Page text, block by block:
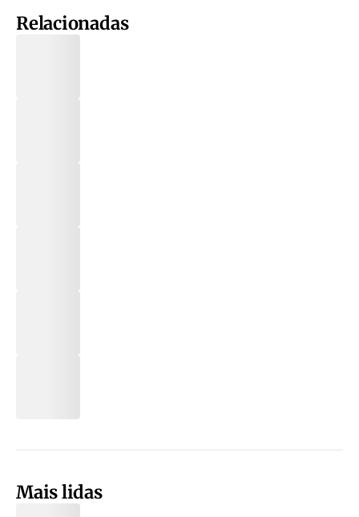
Relacionadas
Mais lidas